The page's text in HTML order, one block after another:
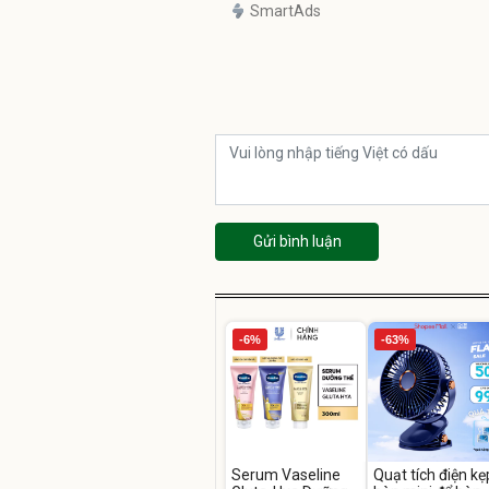
SmartAds
Gửi bình luận
-6%
Serum Vaseline
-63%
Quạt tích điện